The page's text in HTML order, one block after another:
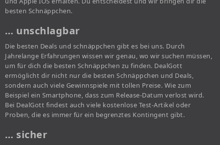
besten Schnäppchen.
… unschlagbar
Die besten Deals und schnäppchen gibt es bei uns. Durch
Jahrelange Erfahrungen wissen wir genau, wo wir suchen müssen,
um für dich die besten Schnäppchen zu finden. DealGott
ermöglicht dir nicht nur die besten Schnäppchen und Deals,
sondern auch viele Gewinnspiele mit tollen Preise. Wie zum
Beispiel ein Smartphone, dass zum Release-Datum verlost wird.
Bei DealGott findest auch viele kostenlose Test-Artikel oder
Proben, die es immer für ein begrenztes Kontingent gibt.
… sicher